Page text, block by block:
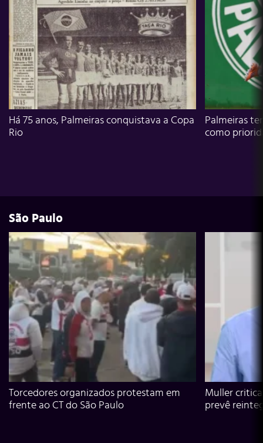
Há 75 anos, Palmeiras conquistava a Copa
Rio
Palmeiras
como
São Paulo
Torcedores organizados protestam em
frente ao CT do São Paulo
Muller
prevê